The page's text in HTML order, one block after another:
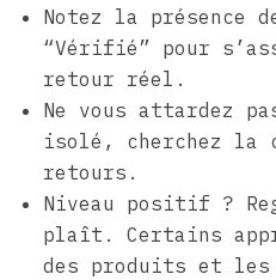
Notez la présence
“Vérifié” pour
retour réel.
Ne vous attardez
isolé, cherchez la
retours.
Niveau positif ?
plaît. Certains
des produits et